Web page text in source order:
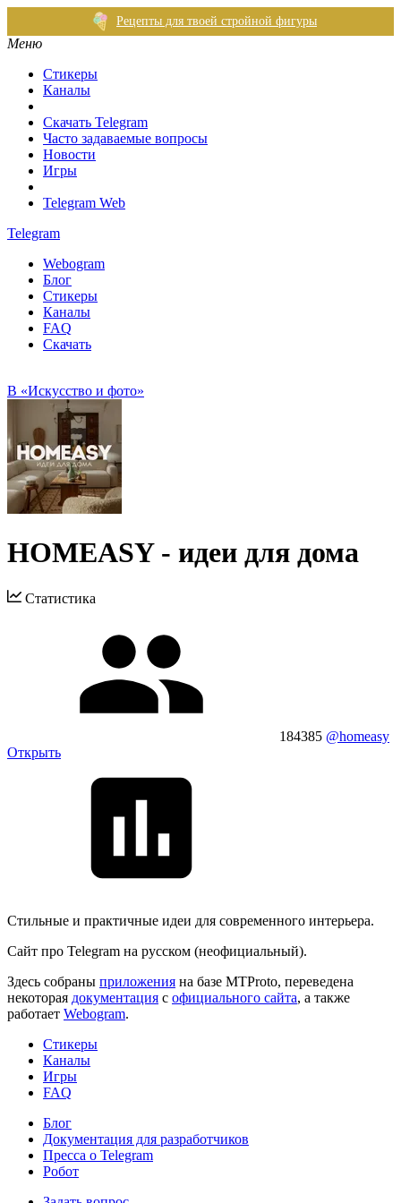
Рецепты для твоей стройной фигуры
Меню
Стикеры
Каналы
Скачать Telegram
Часто задаваемые вопросы
Новости
Игры
Telegram Web
Telegram
Webogram
Блог
Стикеры
Каналы
FAQ
Скачать
В «Искусство и фото»
HOMEASY - идеи для дома
Статистика
184385 @homeasy
Открыть
Стильные и практичные идеи для современного интерьера.
Сайт про Telegram на русском (неофициальный).
Здесь собраны приложения на базе MTProto, переведена
некоторая документация с официального сайта, а также
работает Webogram.
Стикеры
Каналы
Игры
FAQ
Блог
Документация для разработчиков
Пресса о Telegram
Робот